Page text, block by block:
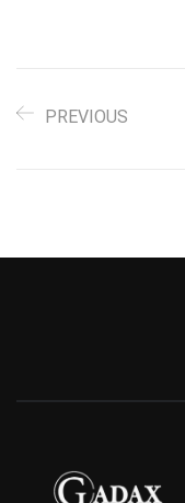
PREVIOUS